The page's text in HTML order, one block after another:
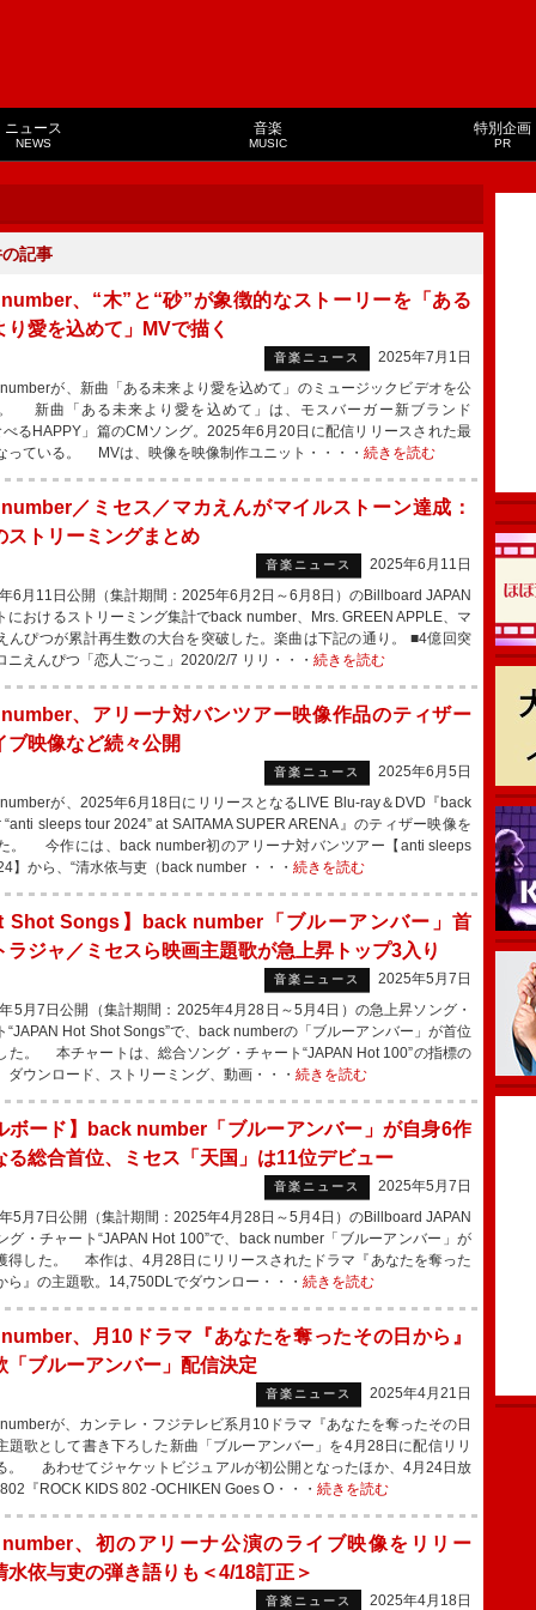
ニュース
NEWS
音楽
MUSIC
特別企画
PR
記事
、“木”と“砂”が象徴的なストーリーを「ある
り愛を込めて」MVで描く
音楽ニュース
2025年7月1日
が、新曲「ある未来より愛を込めて」のミュージックビデオを公
新曲「ある未来より愛を込めて」は、モスバーガー新ブランド
るHAPPY」篇のCMソング。2025年6月20日に配信リリースされた最
っている。 MVは、映像を映像制作ユニット・・・・ 続きを読む
／ミセス／マカえんがマイルストーン達成：
ストリーミングまとめ
音楽ニュース
2025年6月11日
月11日公開（集計期間：2025年6月2日～6月8日）のBillboard JAPAN
におけるストリーミング集計でback number、Mrs. GREEN APPLE、マ
んぴつが累計再生数の大台を突破した。楽曲は下記の通り。 ■4億回突
ニえんぴつ「恋人ごっこ」2020/2/7 リリ・・・ 続きを読む
、アリーナ対バンツアー映像作品のティザー
ブ映像など続々公開
音楽ニュース
2025年6月5日
が、2025年6月18日にリリースとなるLIVE Blu-ray＆DVD『back
sleeps tour 2024” at SAITAMA SUPER ARENA』のティザー映像を
。 今作には、back number初のアリーナ対バンツアー【anti sleeps
】から、“清水依与吏（back number ・・・ 続きを読む
Shot Songs】back number「ブルーアンバー」首
ラジャ／ミセスら映画主題歌が急上昇トップ3入り
音楽ニュース
2025年5月7日
月7日公開（集計期間：2025年4月28日～5月4日）の急上昇ソング・
“JAPAN Hot Shot Songs”で、back numberの「ブルーアンバー」が首位
た。 本チャートは、総合ソング・チャート“JAPAN Hot 100”の指標の
ダウンロード、ストリーミング、動画・・・ 続きを読む
ボード】back number「ブルーアンバー」が自身6作
る総合首位、ミセス「天国」は11位デビュー
音楽ニュース
2025年5月7日
月7日公開（集計期間：2025年4月28日～5月4日）のBillboard JAPAN
グ・チャート“JAPAN Hot 100”で、back number「ブルーアンバー」が
得した。 本作は、4月28日にリリースされたドラマ『あなたを奪った
ら』の主題歌。14,750DLでダウンロー・・・ 続きを読む
、月10ドラマ『あなたを奪ったその日から』
「ブルーアンバー」配信決定
音楽ニュース
2025年4月21日
が、カンテレ・フジテレビ系月10ドラマ『あなたを奪ったその日
題歌として書き下ろした新曲「ブルーアンバー」を4月28日に配信リリ
。 あわせてジャケットビジュアルが初公開となったほか、4月24日放
『ROCK KIDS 802 -OCHIKEN Goes O・・・ 続きを読む
、初のアリーナ公演のライブ映像をリリー
依与吏の弾き語りも＜4/18訂正＞
音楽ニュース 2025年4月18日